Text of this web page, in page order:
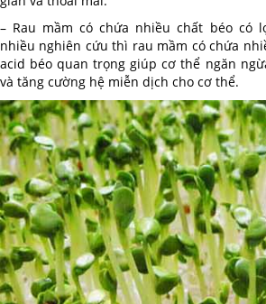
– Rau mầm có chứa nhiều chất béo có
nhiều nghiên cứu thì rau mầm có chứa
acid béo quan trọng giúp cơ thể ngăn
và tăng cường hệ miễn dịch cho cơ thể.